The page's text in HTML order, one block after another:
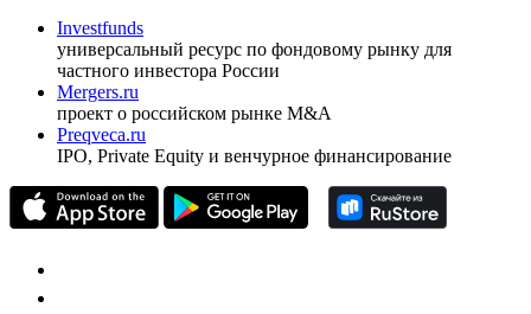
Investfunds
универсальный ресурс по фондовому рынку для
частного инвестора России
Mergers.ru
проект о российском рынке M&A
Preqveca.ru
IPO, Private Equity и венчурное финансирование